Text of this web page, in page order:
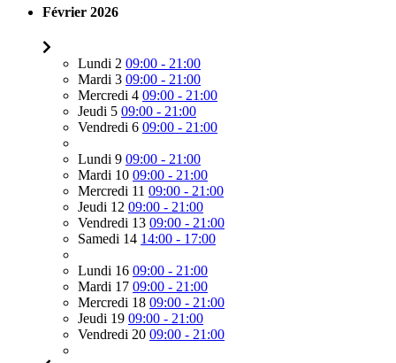
Février 2026
Lundi 2 09:00 - 21:00
Mardi 3 09:00 - 21:00
Mercredi 4 09:00 - 21:00
Jeudi 5 09:00 - 21:00
Vendredi 6 09:00 - 21:00
Lundi 9 09:00 - 21:00
Mardi 10 09:00 - 21:00
Mercredi 11 09:00 - 21:00
Jeudi 12 09:00 - 21:00
Vendredi 13 09:00 - 21:00
Samedi 14 14:00 - 17:00
Lundi 16 09:00 - 21:00
Mardi 17 09:00 - 21:00
Mercredi 18 09:00 - 21:00
Jeudi 19 09:00 - 21:00
Vendredi 20 09:00 - 21:00